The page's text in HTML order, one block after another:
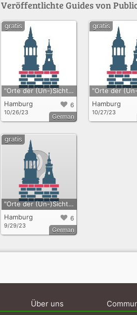
Veröffentlichte Guides von
"Orte der (Un-)Sichtbarkeit" - Tour 2
6
Hamburg
10/26/23
gratis
German
Hamburg
10/27/23
gratis
"Orte der (Un-)Sichtbarkeit"- Tour 1
6
Hamburg
9/29/23
gratis
German
Über uns